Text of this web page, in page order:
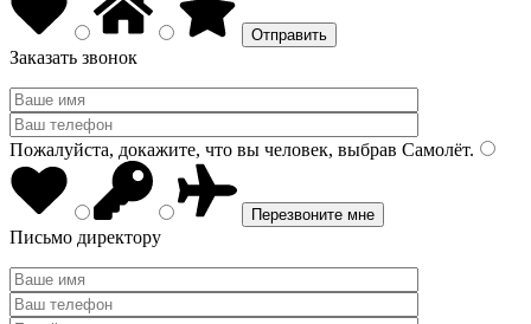
Заказать звонок
Пожалуйста, докажите, что вы человек, выбрав Самолёт.
Письмо директору